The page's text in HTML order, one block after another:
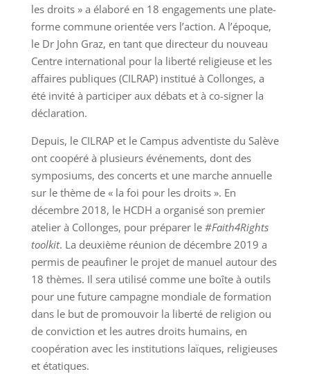
les droits » a élaboré en 18 engagements une plate-
forme commune orientée vers l’action. A l’époque,
le Dr John Graz, en tant que directeur du nouveau
Centre international pour la liberté religieuse et les
affaires publiques (CILRAP) institué à Collonges, a
été invité à participer aux débats et à co-signer la
déclaration.
Depuis, le CILRAP et le Campus adventiste du Salève
ont coopéré à plusieurs événements, dont des
symposiums, des concerts et une marche annuelle
sur le thème de « la foi pour les droits ». En
décembre 2018, le HCDH a organisé son premier
atelier à Collonges, pour préparer le #Faith4Rights
toolkit. La deuxième réunion de décembre 2019 a
permis de peaufiner le projet de manuel autour des
18 thèmes. Il sera utilisé comme une boîte à outils
pour une future campagne mondiale de formation
dans le but de promouvoir la liberté de religion ou
de conviction et les autres droits humains, en
coopération avec les institutions laïques, religieuses
et étatiques.